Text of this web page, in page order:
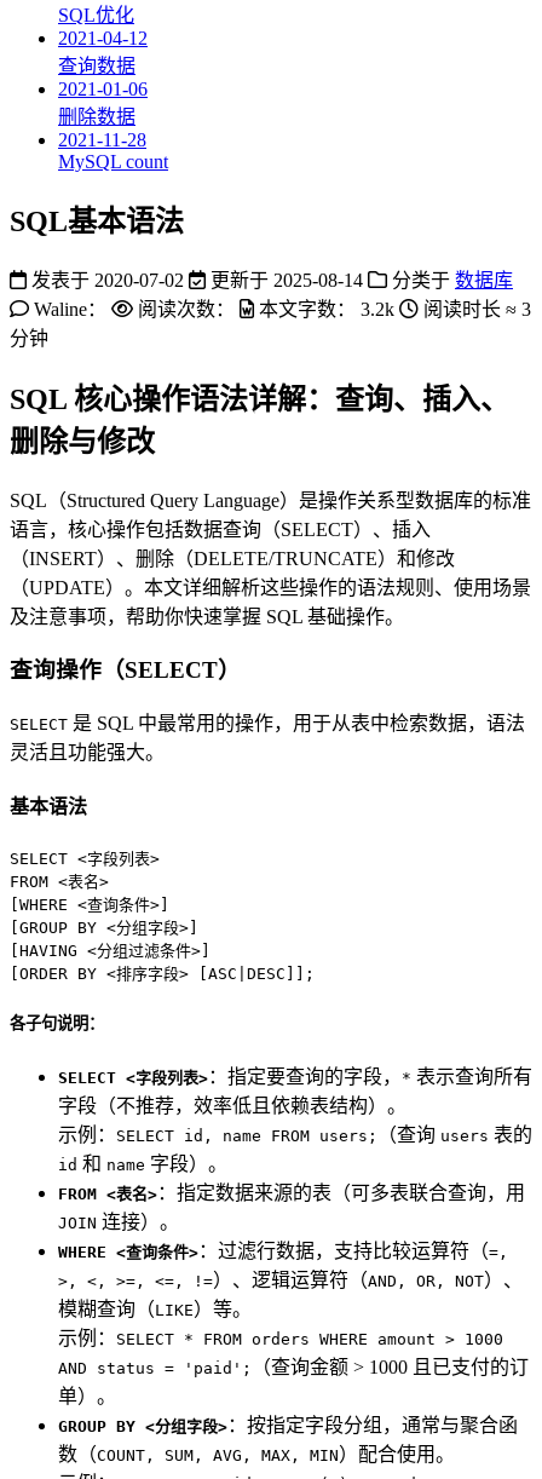
SQL优化
2021-04-12
查询数据
2021-01-06
删除数据
2021-11-28
MySQL count
SQL基本语法
发表于 2020-07-02 更新于 2025-08-14 分类于 数据库
Waline：
阅读次数： 本文字数： 3.2k 阅读时长 ≈ 3
分钟
SQL 核心操作语法详解：查询、插入、
删除与修改
SQL（Structured Query Language）是操作关系型数据库的标准
语言，核心操作包括数据查询（SELECT）、插入
（INSERT）、删除（DELETE/TRUNCATE）和修改
（UPDATE）。本文详细解析这些操作的语法规则、使用场景
及注意事项，帮助你快速掌握 SQL 基础操作。
查询操作（SELECT）
SELECT 是 SQL 中最常用的操作，用于从表中检索数据，语法
灵活且功能强大。
基本语法
SELECT <字段列表>
FROM <表名>
[WHERE <查询条件>]
[GROUP BY <分组字段>]
[HAVING <分组过滤条件>]
[ORDER BY <排序字段> [ASC DESC ]];
各子句说明：
SELECT <字段列表> ：指定要查询的字段， * 表示查询所有
字段（不推荐，效率低且依赖表结构）。
示例：
SELECT id, name FROM users; （查询 users 表的
id 和 name 字段）。
FROM <表名> ：指定数据来源的表（可多表联合查询，用
JOIN 连接）。
WHERE <查询条件> ：过滤行数据，支持比较运算符（=,
>, <, >=, <=, !=）、逻辑运算符（AND, OR, NOT）、
模糊查询（LIKE）等。
示例：
SELECT * FROM orders WHERE amount > 1000
AND status = 'paid';
（查询金额 > 1000 且已支付的订
单）。
GROUP BY <分组字段> ：按指定字段分组，通常与聚合函
数（COUNT, SUM, AVG, MAX, MIN）配合使用。